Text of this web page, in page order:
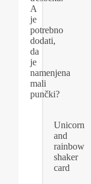
A
je
potrebno
dodati,
da
je
namenjena
mali
punčki?
Unicorn
and
rainbow
shaker
card